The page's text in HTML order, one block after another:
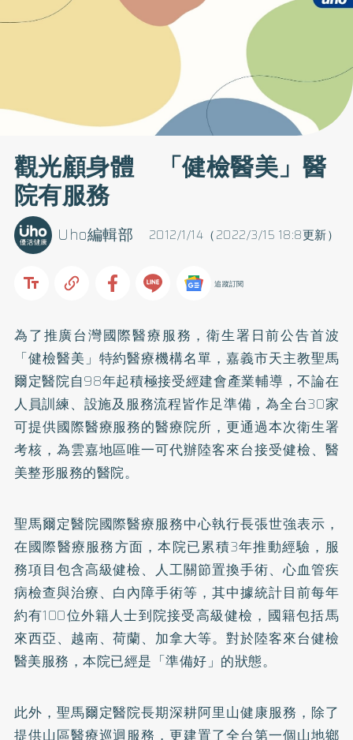
觀光顧身體 「健檢醫美」醫
院有服務
2012/1/14（2022/3/15 18:8更新）
Uho編輯部
追蹤訂閱
為了推廣台灣國際醫療服務，衛生署日前公告首波
「健檢醫美」特約醫療機構名單，嘉義市天主教聖馬
爾定醫院自98年起積極接受經建會產業輔導，不論在
人員訓練、設施及服務流程皆作足準備，為全台30家
可提供國際醫療服務的醫療院所，更通過本次衛生署
考核，為雲嘉地區唯一可代辦陸客來台接受健檢、醫
美整形服務的醫院。
聖馬爾定醫院國際醫療服務中心執行長張世強表示，
在國際醫療服務方面，本院已累積3年推動經驗，服
務項目包含高級健檢、人工關節置換手術、心血管疾
病檢查與治療、白內障手術等，其中據統計目前每年
約有100位外籍人士到院接受高級健檢，國籍包括馬
來西亞、越南、荷蘭、加拿大等。對於陸客來台健檢
醫美服務，本院已經是「準備好」的狀態。
此外，聖馬爾定醫院長期深耕阿里山健康服務，除了
提供山區醫療巡迴服務，更建置了全台第一個山地鄉